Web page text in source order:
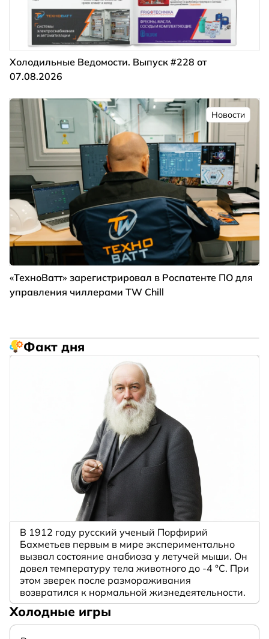
Холодильные Ведомости. Выпуск #228 от
07.08.2026
Новости
«ТехноВатт» зарегистрировал в Роспатенте ПО для
управления чиллерами TW Chill
Факт дня
В 1912 году русский ученый Порфирий
Бахметьев первым в мире экспериментально
вызвал состояние анабиоза у летучей мыши. Он
довел температуру тела животного до -4 °C. При
этом зверек после размораживания
возвратился к нормальной жизнедеятельности.
Холодные игры